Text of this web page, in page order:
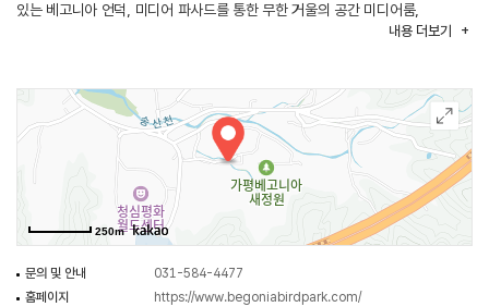
있는 베고니아 언덕, 미디어 파사드를 통한 무한 거울의 공간 미디어룸,
등나무와 수국이 화려하게 맞이하는 최고의 포토존 꽃들의 향연, 미러룸이 있다.
먹이 주기 체험도 가능하다.
실내 온실뿐만 아니라 야외에의 3가지 테마의 주제정원은 사계절 각기 다른
개화 식물들의 매력을 볼 수 있는 앞뜰 정원과 알파카와 보어 염소와 친해질 수
있는 신비 정원, 물의 정원으로 조성되어 있다.
내용 더보기
250m
문의 및 안내
031-584-4477
홈페이지
https://www.begoniabirdpark.com/